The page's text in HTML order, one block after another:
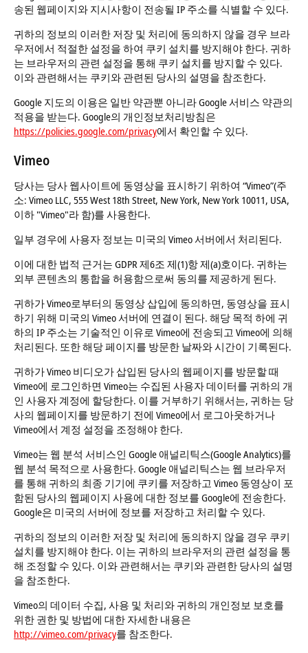
송된 웹페이지와 지시사항이 전송될 IP 주소를 식별할 수 있다.
귀하의 정보의 이러한 저장 및 처리에 동의하지 않을 경우 브라
우저에서 적절한 설정을 하여 쿠키 설치를 방지해야 한다. 귀하
는 브라우저의 관련 설정을 통해 쿠키 설치를 방지할 수 있다.
이와 관련해서는 쿠키와 관련된 당사의 설명을 참조한다.
Google 지도의 이용은 일반 약관뿐 아니라 Google 서비스 약관의
적용을 받는다. Google의 개인정보처리방침은
https://policies.google.com/privacy에서 확인할 수 있다.
Vimeo
당사는 당사 웹사이트에 동영상을 표시하기 위하여 “Vimeo”(주
소: Vimeo LLC, 555 West 18th Street, New York, New York 10011, USA,
이하 "Vimeo"라 함)를 사용한다.
일부 경우에 사용자 정보는 미국의 Vimeo 서버에서 처리된다.
이에 대한 법적 근거는 GDPR 제6조 제(1)항 제(a)호이다. 귀하는
외부 콘텐츠의 통합을 허용함으로써 동의를 제공하게 된다.
귀하가 Vimeo로부터의 동영상 삽입에 동의하면, 동영상을 표시
하기 위해 미국의 Vimeo 서버에 연결이 된다. 해당 목적 하에 귀
하의 IP 주소는 기술적인 이유로 Vimeo에 전송되고 Vimeo에 의해
처리된다. 또한 해당 페이지를 방문한 날짜와 시간이 기록된다.
귀하가 Vimeo 비디오가 삽입된 당사의 웹페이지를 방문할 때
Vimeo에 로그인하면 Vimeo는 수집된 사용자 데이터를 귀하의 개
인 사용자 계정에 할당한다. 이를 거부하기 위해서는, 귀하는 당
사의 웹페이지를 방문하기 전에 Vimeo에서 로그아웃하거나
Vimeo에서 계정 설정을 조정해야 한다.
Vimeo는 웹 분석 서비스인 Google 애널리틱스(Google Analytics)를
웹 분석 목적으로 사용한다. Google 애널리틱스는 웹 브라우저
를 통해 귀하의 최종 기기에 쿠키를 저장하고 Vimeo 동영상이 포
함된 당사의 웹페이지 사용에 대한 정보를 Google에 전송한다.
Google은 미국의 서버에 정보를 저장하고 처리할 수 있다.
귀하의 정보의 이러한 저장 및 처리에 동의하지 않을 경우 쿠키
설치를 방지해야 한다. 이는 귀하의 브라우저의 관련 설정을 통
해 조정할 수 있다. 이와 관련해서는 쿠키와 관련한 당사의 설명
을 참조한다.
Vimeo의 데이터 수집, 사용 및 처리와 귀하의 개인정보 보호를
위한 권한 및 방법에 대한 자세한 내용은
http://vimeo.com/privacy를 참조한다.